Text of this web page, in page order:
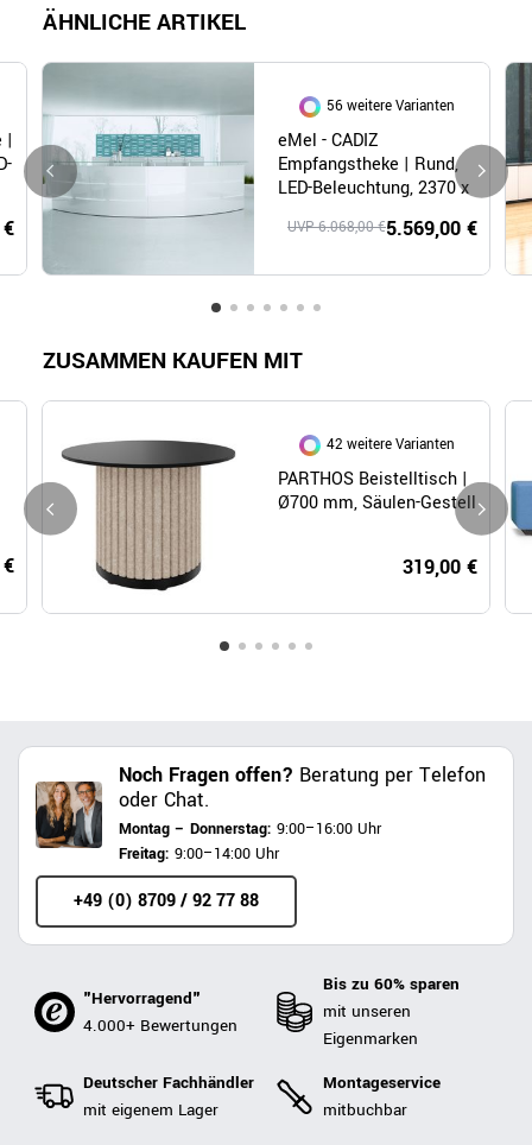
ÄHNLICHE ARTIKEL
|
56 weitere Varianten
eMel - CADIZ
Empfangstheke | Rund,
LED-Beleuchtung, 2370 x
5.569,00 €
UVP 6.068,00 €
ZUSAMMEN KAUFEN MIT
42 weitere Varianten
PARTHOS Beistelltisch |
Ø700 mm, Säulen-Gestell
319,00 €
Noch Fragen offen? Beratung per Telefon
oder Chat.
Montag – Donnerstag: 9:00–16:00 Uhr
Freitag: 9:00–14:00 Uhr
+49 (0) 8709 / 92 77 88
"Hervorragend"
4.000+ Bewertungen
Bis zu 60% sparen
mit unseren
Eigenmarken
Deutscher Fachhändler
mit eigenem Lager
Montageservice
mitbuchbar